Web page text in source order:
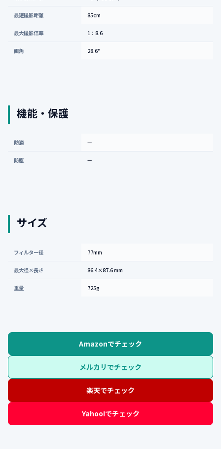
最短撮影距離 85cm
最大撮影倍率 1：8.6
画角 28.6°
機能・保護
防滴 —
防塵 —
サイズ
フィルター径 77mm
最大径×長さ 86.4×87.6 mm
重量 725g
Amazonでチェック
メルカリでチェック
楽天でチェック
Yahoo!でチェック